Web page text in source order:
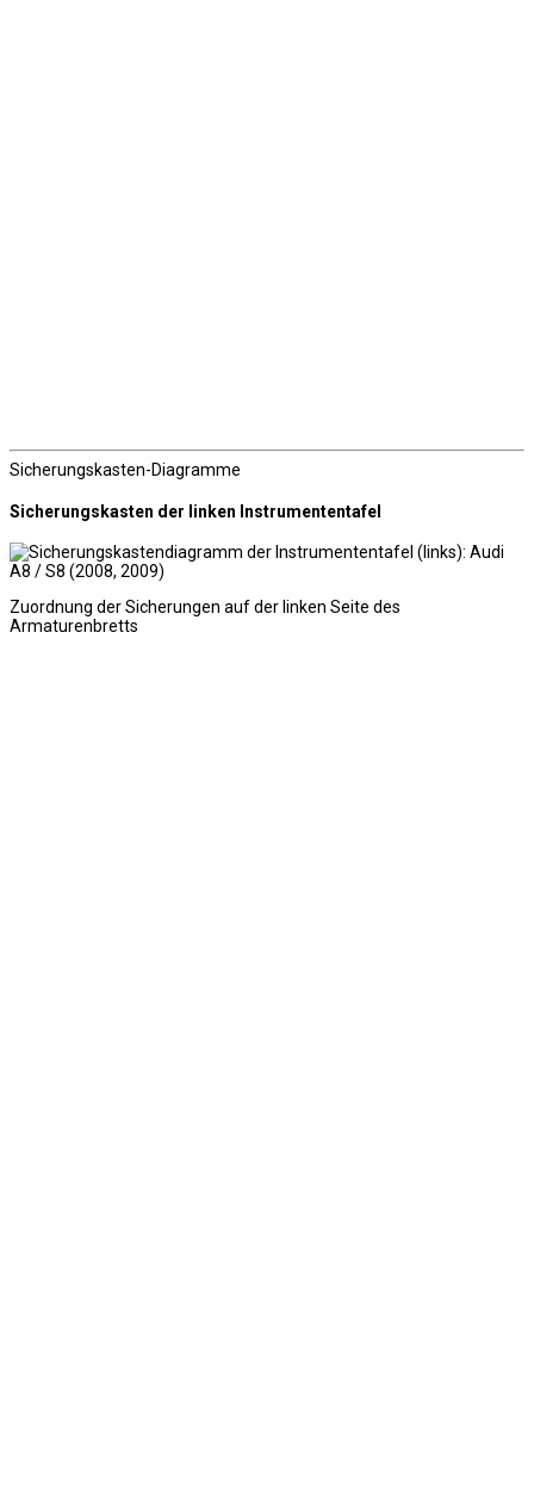
Sicherungskasten-Diagramme
Sicherungskasten der linken Instrumententafel
Zuordnung der Sicherungen auf der linken Seite des
Armaturenbretts